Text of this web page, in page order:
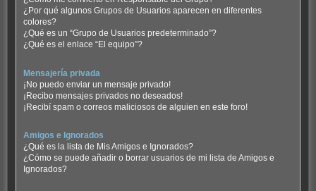
¿Por qué algunos Grupos de Usuarios aparecen en diferentes
colores?
¿Qué es un “Grupo de Usuarios predeterminado”?
¿Qué es el enlace “El equipo”?
Mensajería privada
¡No puedo enviar un mensaje privado!
¡Recibo mensajes privados no deseados!
¡Recibí spam o correos maliciosos de alguien en este foro!
Amigos e Ignorados
¿Qué es la lista de Mis Amigos e Ignorados?
¿Cómo se puede añadir o borrar usuarios de mi lista de Amigos e
Ignorados?